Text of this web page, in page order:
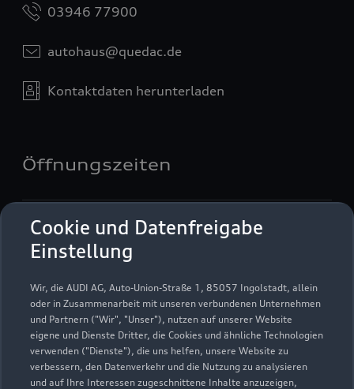
Cookie und Datenfreigabe
Einstellung
Wir, die AUDI AG, Auto-Union-Straße 1, 85057 Ingolstadt, allein
oder in Zusammenarbeit mit unseren verbundenen Unternehmen
und Partnern ("Wir", "Unser"), nutzen auf unserer Website
eigene und Dienste Dritter, die Cookies und ähnliche Technologien
verwenden ("Dienste"), die uns helfen, unsere Website zu
verbessern, den Datenverkehr und die Nutzung zu analysieren
und auf Ihre Interessen zugeschnittene Inhalte anzuzeigen,
03946 77900
autohaus@quedac.de
Kontaktdaten herunterladen
Öffnungszeiten
Service
Geöffnet bis
Teile- & Zubehörverkauf
Geöffnet bis18:00